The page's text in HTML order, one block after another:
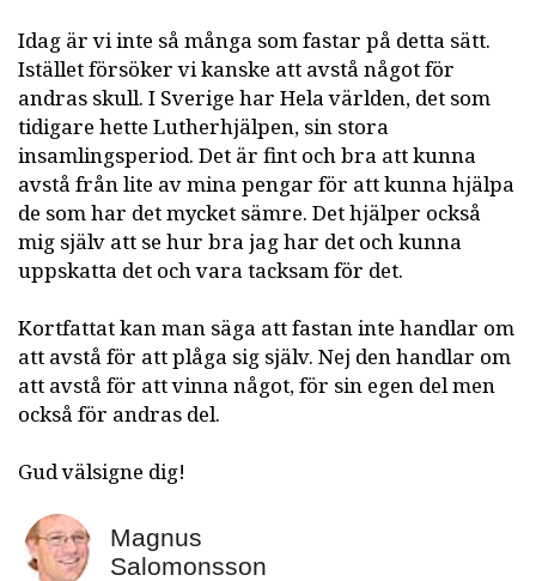
Idag är vi inte så många som fastar på detta sätt.
Istället försöker vi kanske att avstå något för
andras skull. I Sverige har Hela världen, det som
tidigare hette Lutherhjälpen, sin stora
insamlingsperiod. Det är fint och bra att kunna
avstå från lite av mina pengar för att kunna hjälpa
de som har det mycket sämre. Det hjälper också
mig själv att se hur bra jag har det och kunna
uppskatta det och vara tacksam för det.
Kortfattat kan man säga att fastan inte handlar om
att avstå för att plåga sig själv. Nej den handlar om
att avstå för att vinna något, för sin egen del men
också för andras del.
Gud välsigne dig!
Magnus
Salomonsson